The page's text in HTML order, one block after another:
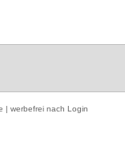
| werbefrei nach Login